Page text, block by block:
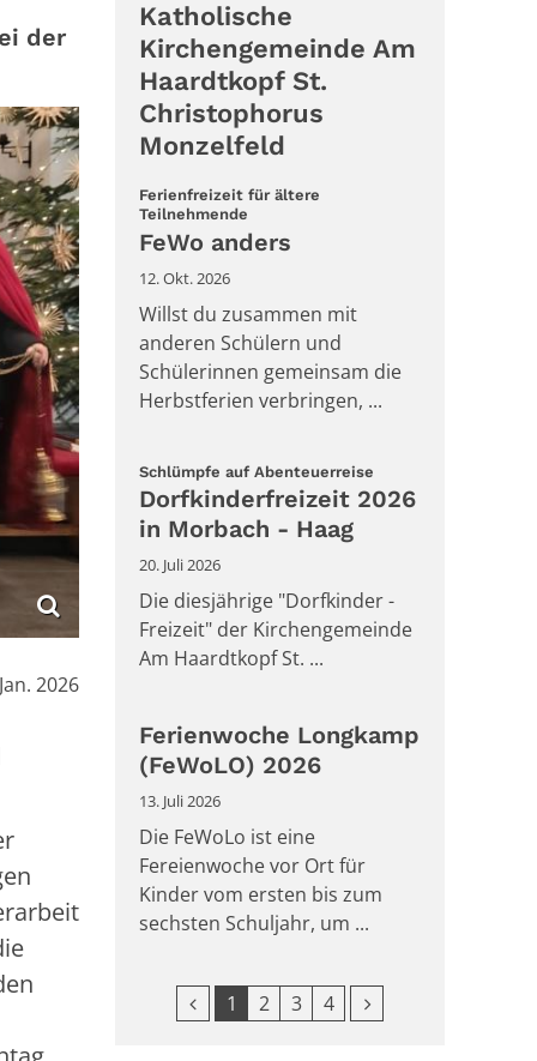
der
2026
Katholische
Kirchengemeinde Am
Haardtkopf St.
Christophorus
Monzelfeld
Ferienfreizeit für ältere
Teilnehmende
FeWo anders
12. Okt. 2026
Willst du zusammen mit
anderen Schülern und
Schülerinnen gemeinsam die
Herbstferien verbringen, ...
Schlümpfe auf Abenteuerreise
Dorfkinderfreizeit 2026
in Morbach - Haag
20. Juli 2026
Die diesjährige "Dorfkinder -
Freizeit" der Kirchengemeinde
Am Haardtkopf St. ...
Ferienwoche Longkamp
(FeWoLO) 2026
13. Juli 2026
Die FeWoLo ist eine
Fereienwoche vor Ort für
Kinder vom ersten bis zum
sechsten Schuljahr, um ...
Vorherige Seite
1 2 3 4 Nächste Seite